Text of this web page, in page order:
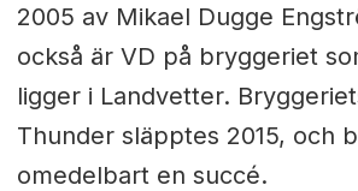
2005 av Mikael Dugge
också är VD på bryggeriet
ligger i Landvetter.
Thunder släpptes 2015, och
omedelbart en succé.